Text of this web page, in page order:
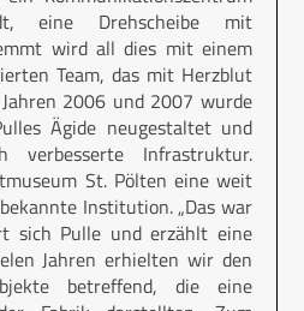
eine Drehscheibe mit
wird all dies mit einem
Team, das mit Herzblut
2006 und 2007 wurde
Ägide neugestaltet und
verbesserte Infrastruktur.
St. Pölten eine weit
Institution. „Das war
sich Pulle und erzählt eine
Jahren erhielten wir den
betreffend, die eine